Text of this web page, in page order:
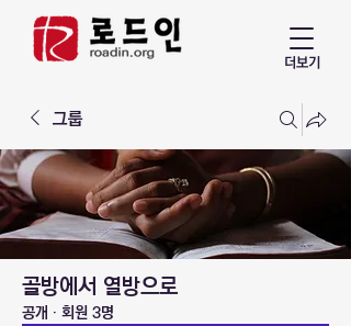
더보기
그룹
골방에서 열방으로
공개 · 회원 3명